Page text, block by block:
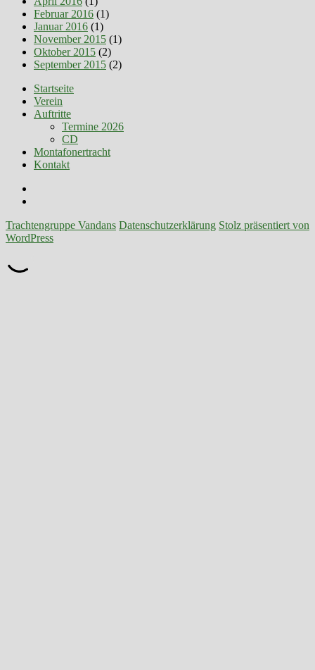
Februar 2016 (1)
Januar 2016 (1)
November 2015 (1)
Oktober 2015 (2)
September 2015 (2)
Startseite
Verein
Auftritte
Termine 2026
CD
Montafonertracht
Kontakt
Trachtengruppe Vandans Datenschutzerklärung Stolz präsentiert von
WordPress